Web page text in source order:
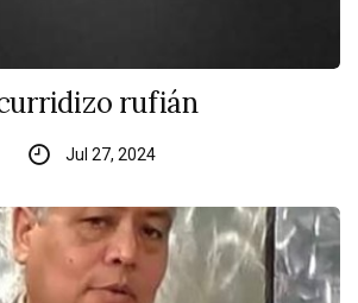
rufián
Jul 27, 2024